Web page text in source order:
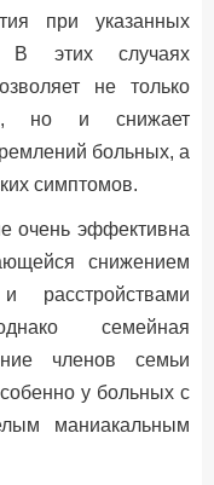
при указанных
В этих случаях
не только
но и снижает
больных, а
симптомов.
очень эффективна
снижением
расстройствами
семейная
членов семьи
у больных с
маниакальным